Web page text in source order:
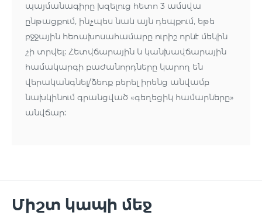
պայմանագիրը խզելուց հետո 3 ամսվա
ընթացքում, ինչպես նաև այն դեպքում, եթե
բջջային հեռախոսահամարը ուրիշ որևէ մեկին
չի տրվել: Հետվճարային և կանխավճարային
համակարգի բաժանորդները կարող են
վերականգնել/ձեռք բերել իրենց անվամբ
նախկինում գրանցված «գեղեցիկ համարները»
անվճար:
Միշտ կապի մեջ